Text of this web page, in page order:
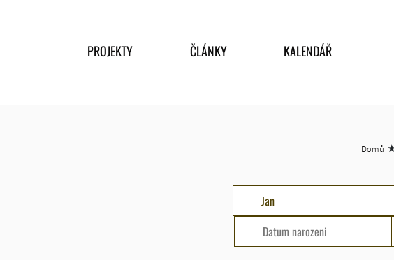
PROJEKTY ČLÁNKY KALENDÁŘ
Domů